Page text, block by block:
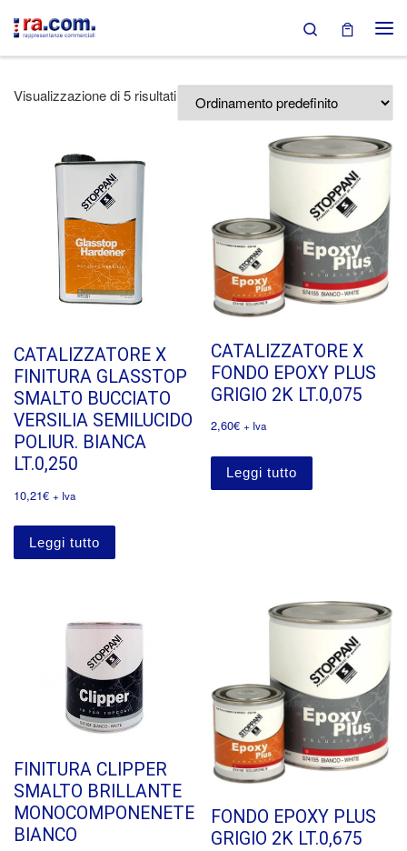
Passa al contenuto Search
Visualizzazione di 5 risultati
CATALIZZATORE X
FINITURA GLASSTOP
SMALTO BUCCIATO
VERSILIA SEMILUCIDO
POLIUR. BIANCA
LT.0,250
10,21€ + Iva
Leggi tutto
CATALIZZATORE X
FONDO EPOXY PLUS
GRIGIO 2K LT.0,075
2,60€ + Iva
Leggi tutto
FINITURA CLIPPER
SMALTO BRILLANTE
MONOCOMPONENETE
BIANCO
FONDO EPOXY PLUS
GRIGIO 2K LT.0,675